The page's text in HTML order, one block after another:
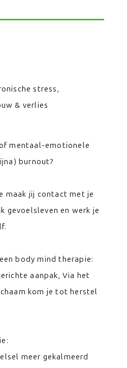
stress,
& verlies
mentaal-emotionele
burnout?
maak jij contact met je
gevoelsleven en werk je
body mind therapie:
aanpak, Via het
kom je tot herstel
meer gekalmeerd